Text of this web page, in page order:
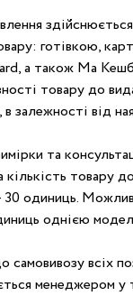
здійснюється
готівкою,
а також Ма
товару до
залежності від
та
товару
30 одиниць.
однією
самовивозу всіх
менеджером у